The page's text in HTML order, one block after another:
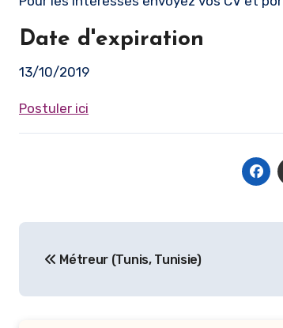
Date d'expiration
13/10/2019
Postuler ici
de
l’article
Métreur (Tunis, Tunisie)